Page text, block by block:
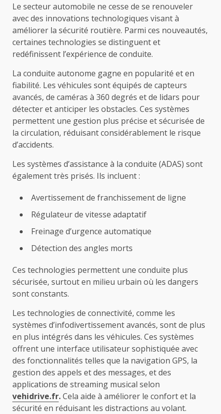
Le secteur automobile ne cesse de se renouveler
avec des innovations technologiques visant à
améliorer la sécurité routière. Parmi ces nouveautés,
certaines technologies se distinguent et
redéfinissent l’expérience de conduite.
La conduite autonome gagne en popularité et en
fiabilité. Les véhicules sont équipés de capteurs
avancés, de caméras à 360 degrés et de lidars pour
détecter et anticiper les obstacles. Ces systèmes
permettent une gestion plus précise et sécurisée de
la circulation, réduisant considérablement le risque
d’accidents.
Les systèmes d’assistance à la conduite (ADAS) sont
également très prisés. Ils incluent :
Avertissement de franchissement de ligne
Régulateur de vitesse adaptatif
Freinage d’urgence automatique
Détection des angles morts
Ces technologies permettent une conduite plus
sécurisée, surtout en milieu urbain où les dangers
sont constants.
Les technologies de connectivité, comme les
systèmes d’infodivertissement avancés, sont de plus
en plus intégrés dans les véhicules. Ces systèmes
offrent une interface utilisateur sophistiquée avec
des fonctionnalités telles que la navigation GPS, la
gestion des appels et des messages, et des
applications de streaming musical selon
vehidrive.fr.Cela aide à améliorer le confort et la
sécurité en réduisant les distractions au volant.